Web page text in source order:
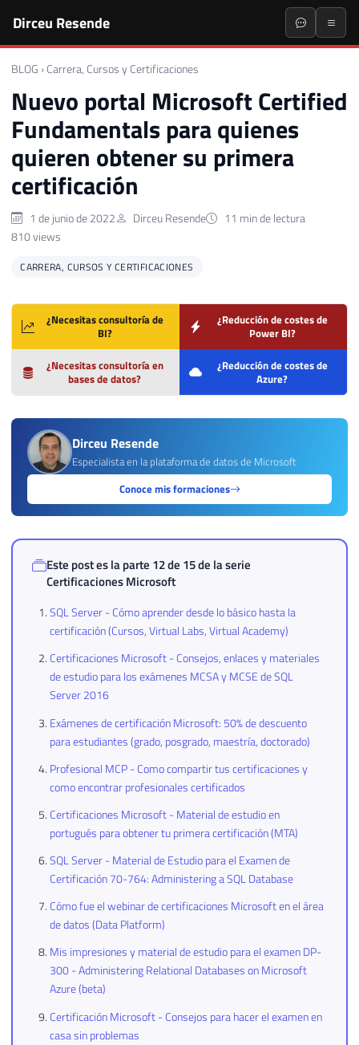
Dirceu Resende
BLOG › Carrera, Cursos y Certificaciones
Nuevo portal Microsoft Certified
Fundamentals para quienes
quieren obtener su primera
certificación
1 de junio de 2022 Dirceu Resende
11 min de lectura
810 views
CARRERA, CURSOS Y CERTIFICACIONES
¿Necesitas consultoría de
BI?
¿Reducción de costes de
Power BI?
¿Necesitas consultoría en
bases de datos?
¿Reducción de costes de
Azure?
Dirceu Resende
Especialista en la plataforma de datos de Microsoft
Conoce mis formaciones
Este post es la parte 12 de 15 de la serie
Certificaciones Microsoft
SQL Server - Cómo aprender desde lo básico hasta la
certificación (Cursos, Virtual Labs, Virtual Academy)
Certificaciones Microsoft - Consejos, enlaces y materiales
de estudio para los exámenes MCSA y MCSE de SQL
Server 2016
Exámenes de certificación Microsoft: 50% de descuento
para estudiantes (grado, posgrado, maestría, doctorado)
Profesional MCP - Como compartir tus certificaciones y
como encontrar profesionales certificados
Certificaciones Microsoft - Material de estudio en
portugués para obtener tu primera certificación (MTA)
SQL Server - Material de Estudio para el Examen de
Certificación 70-764: Administering a SQL Database
Cómo fue el webinar de certificaciones Microsoft en el área
de datos (Data Platform)
Mis impresiones y material de estudio para el examen DP-
300 - Administering Relational Databases on Microsoft
Azure (beta)
Certificación Microsoft - Consejos para hacer el examen en
casa sin problemas